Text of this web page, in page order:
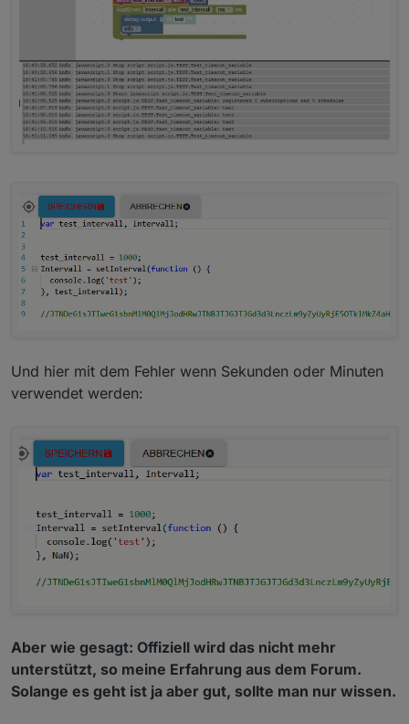
var zeit, timeout;
zeit = 5000;
timeout = setTimeout(function () {
machen lassen, oder? :)
Vielleicht ja auch ein zusätzlicher Block, der fest auf
"ms" steht, wegen der fehlenden Umrechnung?
@thewhoboxnicht interessant? ;)
Und hier mit dem Fehler wenn Sekunden oder Minuten
verwendet werden:
Aber wie gesagt: Offiziell wird das nicht mehr
unterstützt, so meine Erfahrung aus dem Forum.
Solange es geht ist ja aber gut, sollte man nur wissen.